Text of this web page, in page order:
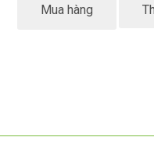
Mua hàng